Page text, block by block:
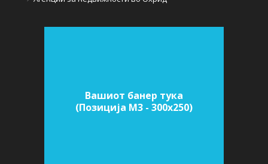
Вашиот банер тука
(Позиција M3 - 300х250)